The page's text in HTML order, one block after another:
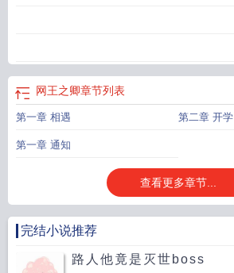
网王之卿章节列表
第一章 相遇 第二章 开学
第一章 通知
查看更多章节...
完结小说推荐
路人他竟是灭世boss